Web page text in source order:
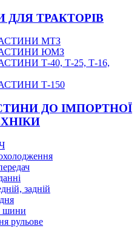
ДЛЯ ТРАКТОРІВ
МТЗ
ЮМЗ
Т-40, Т-25, Т-16,
Т-150
ДО ІМПОРТНОЇ
задній
шини
рульове